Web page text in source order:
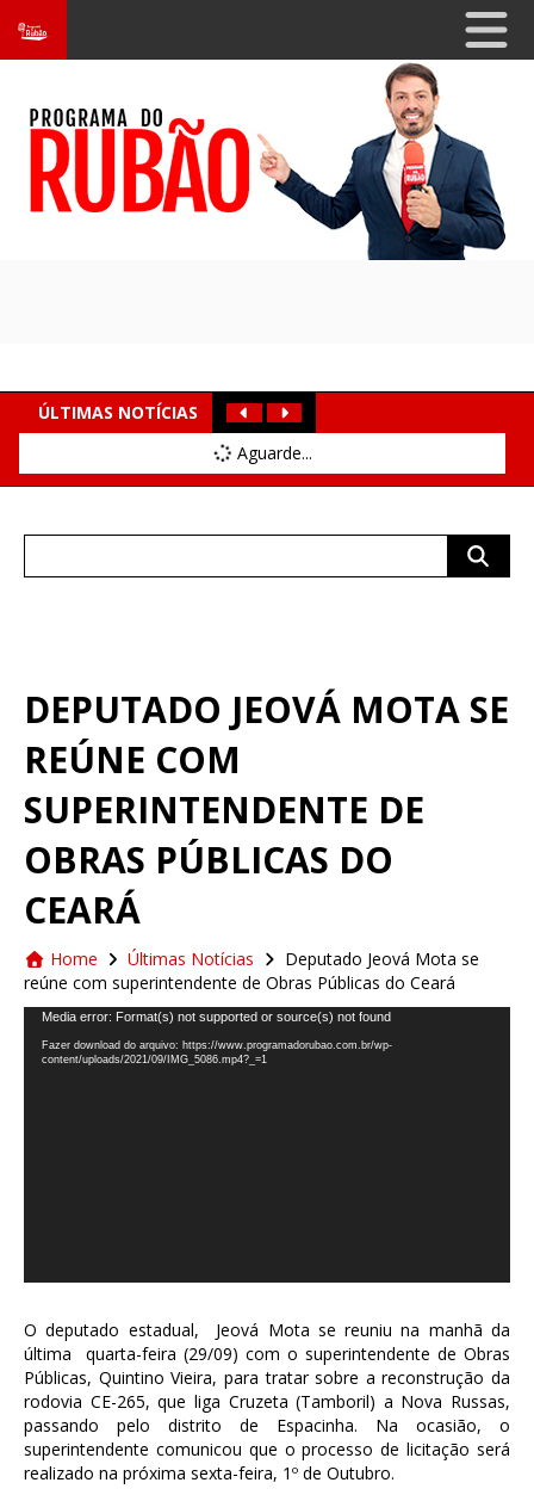
ÚLTIMAS NOTÍCIAS
Aguarde...
DEPUTADO JEOVÁ MOTA SE
REÚNE COM
SUPERINTENDENTE DE
OBRAS PÚBLICAS DO
CEARÁ
Home Últimas Notícias
Deputado Jeová Mota se
reúne com superintendente de Obras Públicas do Ceará
Tocador
vídeo
Media error: Format(s) not supported or source(s) not found
Fazer download do arquivo: https://www.programadorubao.com.br/wp-
content/uploads/2021/09/IMG_5086.mp4?_=1
O deputado estadual, Jeová Mota se reuniu na manhã da
última quarta-feira (29/09) com o superintendente de Obras
Públicas, Quintino Vieira, para tratar sobre a reconstrução da
rodovia CE-265, que liga Cruzeta (Tamboril) a Nova Russas,
passando pelo distrito de Espacinha. Na ocasião, o
superintendente comunicou que o processo de licitação será
realizado na próxima sexta-feira, 1º de Outubro.